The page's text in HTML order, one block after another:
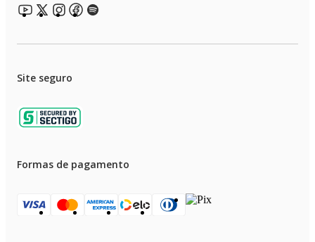
Site seguro
Formas de pagamento